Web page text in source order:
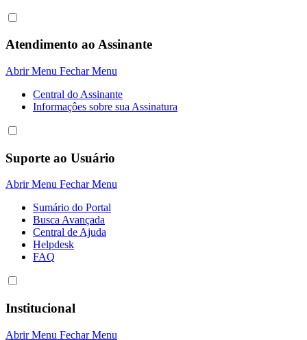
Atendimento ao Assinante
Abrir Menu Fechar Menu
Central do Assinante
Informaçôes sobre sua Assinatura
Suporte ao Usuário
Abrir Menu Fechar Menu
Sumário do Portal
Busca Avançada
Central de Ajuda
Helpdesk
FAQ
Institucional
Abrir Menu Fechar Menu